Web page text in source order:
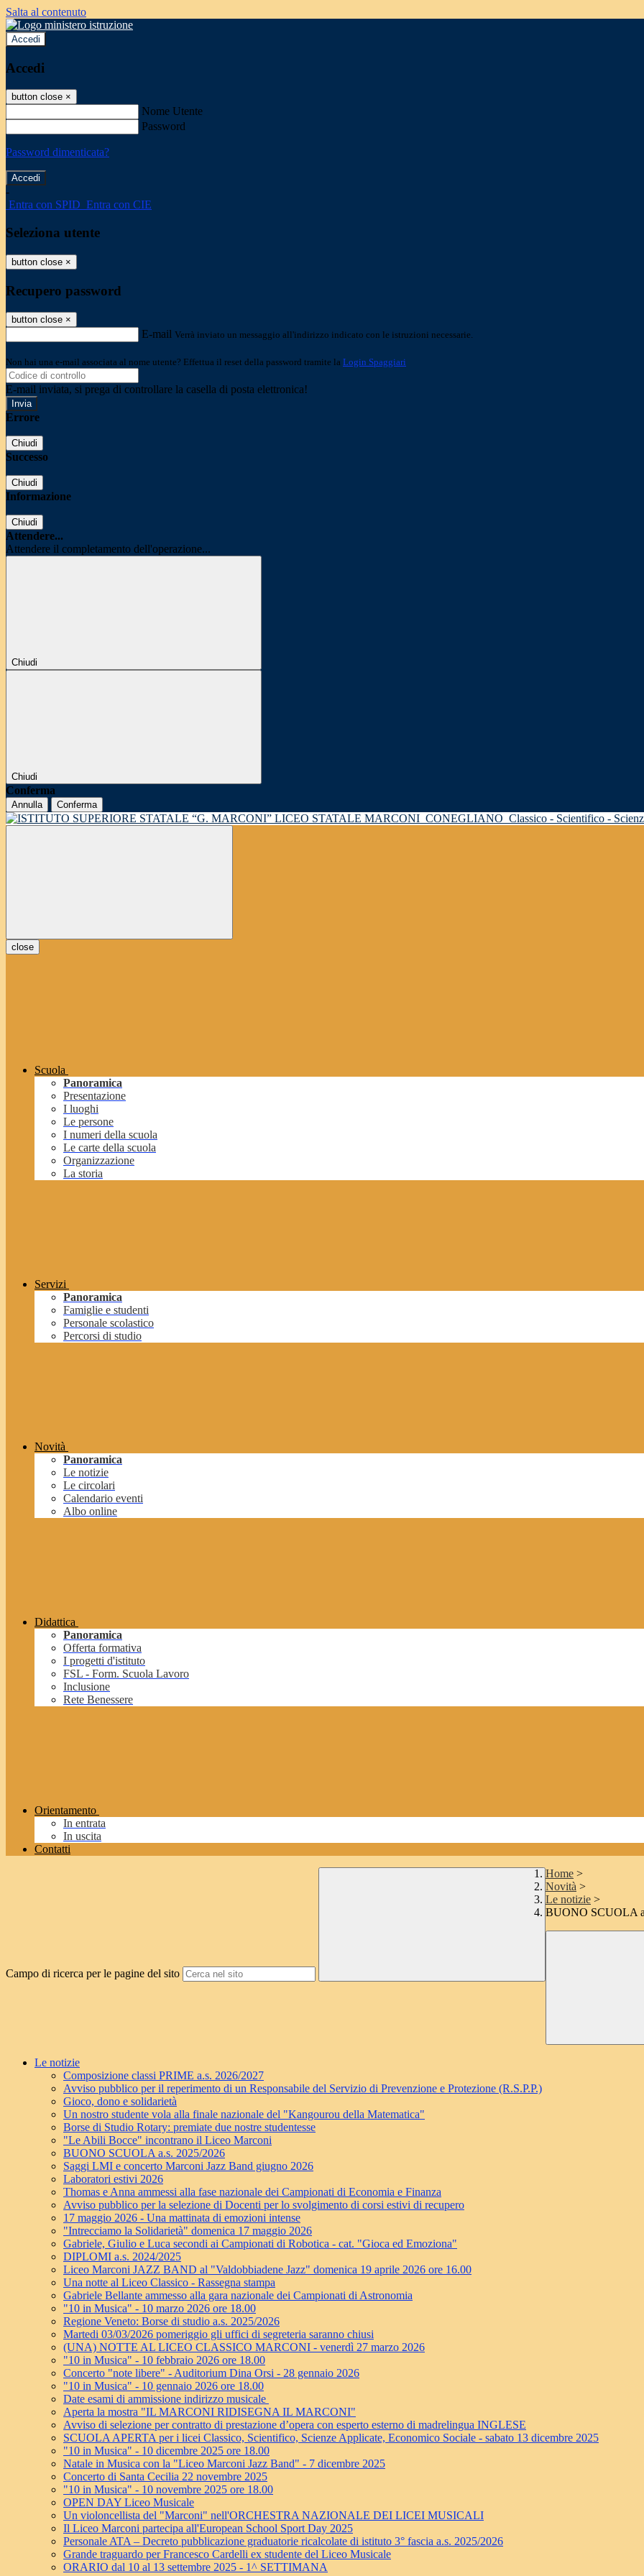
Salta al contenuto
Accedi
Accedi
button close ×
Nome Utente
Password
Password dimenticata?
-
Entra con SPID Entra con CIE
Seleziona utente
button close ×
Recupero password
button close ×
E-mail Verrà inviato un messaggio all'indirizzo indicato con le istruzioni necessarie.
Non hai una e-mail associata al nome utente? Effettua il reset della password tramite la Login Spaggiari
E-mail inviata, si prega di controllare la casella di posta elettronica!
Errore
Chiudi
Successo
Chiudi
Informazione
Chiudi
Attendere...
Attendere il completamento dell'operazione...
Chiudi
Chiudi
Conferma
Annulla Conferma
LICEO STATALE MARCONI CONEGLIANO Classico - Scientifico -
close
Scuola
Panoramica
Presentazione
I luoghi
Le persone
I numeri della scuola
Le carte della scuola
Organizzazione
La storia
Servizi
Panoramica
Famiglie e studenti
Personale scolastico
Percorsi di studio
Novità
Panoramica
Le notizie
Le circolari
Calendario eventi
Albo online
Didattica
Panoramica
Offerta formativa
I progetti d'istituto
FSL - Form. Scuola Lavoro
Inclusione
Rete Benessere
Orientamento
In entrata
In uscita
Contatti
Campo di ricerca per le pagine del sito
Home >
Novità >
Le notizie >
BUONO SCUOLA
Le notizie
Composizione classi PRIME a.s. 2026/2027
Avviso pubblico per il reperimento di un Responsabile del Servizio di Prevenzione e Protezione (R.S.P.P.)
Gioco, dono e solidarietà
Un nostro studente vola alla finale nazionale del "Kangourou della Matematica"
Borse di Studio Rotary: premiate due nostre studentesse
"Le Abili Bocce" incontrano il Liceo Marconi
BUONO SCUOLA a.s. 2025/2026
Saggi LMI e concerto Marconi Jazz Band giugno 2026
Laboratori estivi 2026
Thomas e Anna ammessi alla fase nazionale dei Campionati di Economia e Finanza
Avviso pubblico per la selezione di Docenti per lo svolgimento di corsi estivi di recupero
17 maggio 2026 - Una mattinata di emozioni intense
"Intrecciamo la Solidarietà" domenica 17 maggio 2026
Gabriele, Giulio e Luca secondi ai Campionati di Robotica - cat. "Gioca ed Emoziona"
DIPLOMI a.s. 2024/2025
Liceo Marconi JAZZ BAND al "Valdobbiadene Jazz" domenica 19 aprile 2026 ore 16.00
Una notte al Liceo Classico - Rassegna stampa
Gabriele Bellante ammesso alla gara nazionale dei Campionati di Astronomia
"10 in Musica" - 10 marzo 2026 ore 18.00
Regione Veneto: Borse di studio a.s. 2025/2026
Martedi 03/03/2026 pomeriggio gli uffici di segreteria saranno chiusi
(UNA) NOTTE AL LICEO CLASSICO MARCONI - venerdì 27 marzo 2026
"10 in Musica" - 10 febbraio 2026 ore 18.00
Concerto "note libere" - Auditorium Dina Orsi - 28 gennaio 2026
"10 in Musica" - 10 gennaio 2026 ore 18.00
Date esami di ammissione indirizzo musicale
Aperta la mostra "IL MARCONI RIDISEGNA IL MARCONI"
Avviso di selezione per contratto di prestazione d’opera con esperto esterno di madrelingua INGLESE
SCUOLA APERTA per i licei Classico, Scientifico, Scienze Applicate, Economico Sociale - sabato 13 dicembre 2025
"10 in Musica" - 10 dicembre 2025 ore 18.00
Natale in Musica con la "Liceo Marconi Jazz Band" - 7 dicembre 2025
Concerto di Santa Cecilia 22 novembre 2025
"10 in Musica" - 10 novembre 2025 ore 18.00
OPEN DAY Liceo Musicale
Un violoncellista del "Marconi" nell'ORCHESTRA NAZIONALE DEI LICEI MUSICALI
Il Liceo Marconi partecipa all'European School Sport Day 2025
Personale ATA – Decreto pubblicazione graduatorie ricalcolate di istituto 3° fascia a.s. 2025/2026
Grande traguardo per Francesco Cardelli ex studente del Liceo Musicale
ORARIO dal 10 al 13 settembre 2025 - 1^ SETTIMANA